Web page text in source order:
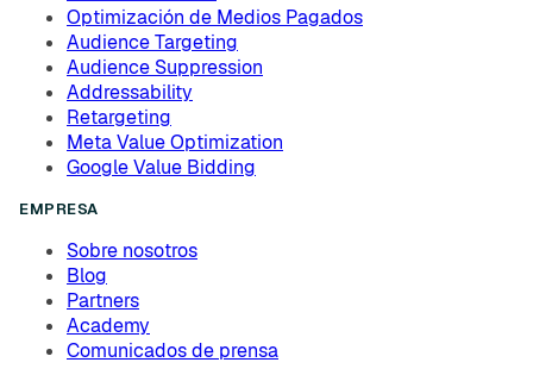
Optimización de Medios Pagados
Audience Targeting
Audience Suppression
Addressability
Retargeting
Meta Value Optimization
Google Value Bidding
EMPRESA
Sobre nosotros
Blog
Partners
Academy
Comunicados de prensa